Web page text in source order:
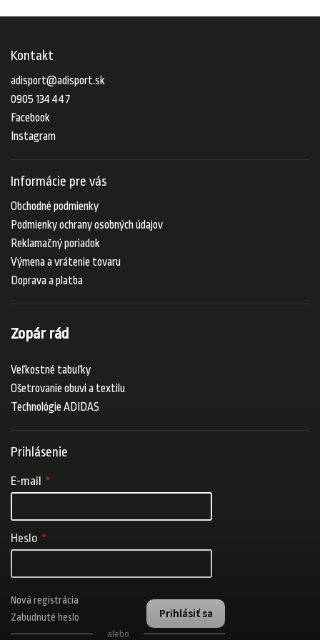
Kontakt
adisport@adisport.sk
0905 134 447
Facebook
Instagram
Informácie pre vás
Obchodné podmienky
Podmienky ochrany osobných údajov
Reklamačný poriadok
Výmena a vrátenie tovaru
Doprava a platba
Zopár rád
Veľkostné tabuľky
Ošetrovanie obuvi a textilu
Technológie ADIDAS
Prihlásenie
E-mail
Heslo
Prihlásiť sa
Nová registrácia
Zabudnuté heslo
alebo